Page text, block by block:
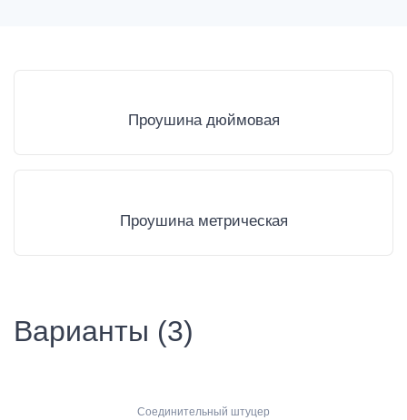
Проушина дюймовая
Проушина метрическая
Варианты (3)
Соединительный штуцер